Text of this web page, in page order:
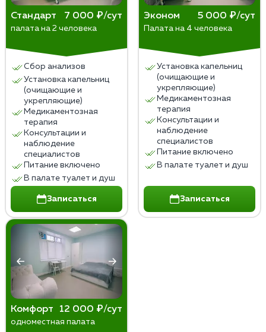
Стандарт 7 000 ₽/сут
палата на 2 человека
Сбор анализов
Установка капельниц
(очищающие и
укрепляющие)
Медикаментозная
терапия
Консультации и
наблюдение
специалистов
Питание включено
В палате туалет и душ
Записаться
Эконом 5 000 ₽/сут
Палата на 4 человека
Установка капельниц
(очищающие и
укрепляющие)
Медикаментозная
терапия
Консультации и
наблюдение
специалистов
Питание включено
В палате туалет и душ
Записаться
Комфорт 12 000 ₽/сут
одноместная палата